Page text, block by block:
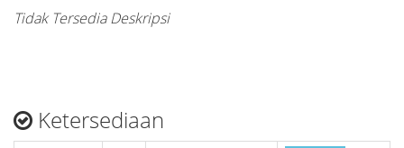
Tidak Tersedia Deskripsi
Ketersediaan